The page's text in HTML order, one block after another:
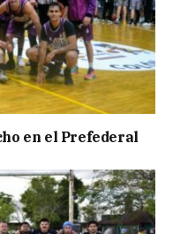
en el Prefederal